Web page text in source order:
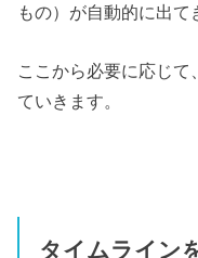
もの）が自動的に出て
ここから必要に応じて
ていきます。
タイムライン